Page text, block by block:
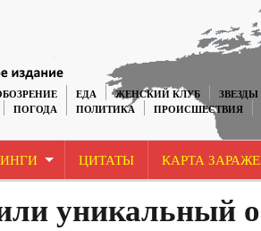
ЕДА ЖЕНСКИЙ КЛУБ ЗВЕЗДЫ
ПОГОДА ПОЛИТИКА ПРОИСШЕСТВИЯ
ЦИТАТЫ КАРТА
уникальный